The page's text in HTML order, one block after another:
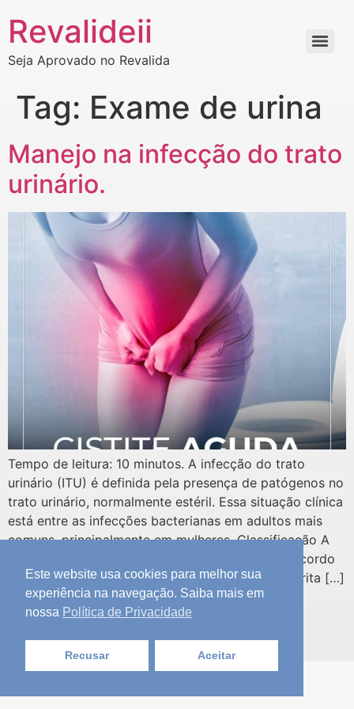
Revalideii
Seja Aprovado no Revalida
Tag: Exame de urina
Manejo na infecção do trato
urinário.
Tempo de leitura: 10 minutos. A infecção do trato
urinário (ITU) é definida pela presença de patógenos no
trato urinário, normalmente estéril. Essa situação clínica
está entre as infecções bacterianas em adultos mais
comuns, principalmente em mulheres. Classificação A
infecção do trato urinário pode ser dividida de acordo
com a região afetada, sendo classicamente descrita […]
Seja Aprovado no Revalida
Todos os direitos reservados
Este website usa cookies para melhor sua
experiência na navegação. Saiba mais em
nossa Política de Privacidade
Recusar Aceitar